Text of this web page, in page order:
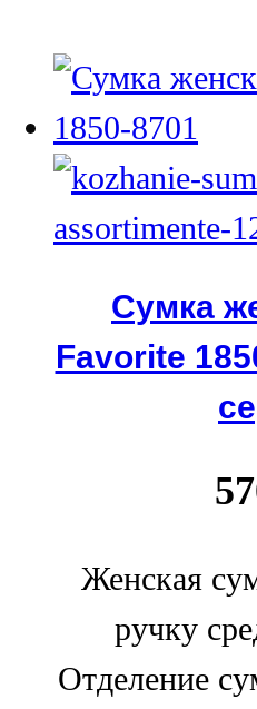
Сумка
Favorite
Женская
ручку
Отделение